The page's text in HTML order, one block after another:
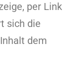
per Link
sich die
dem